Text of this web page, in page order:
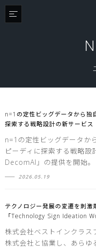
n=1の定性ビッグデータから独
探索する戦略設計の新サービ
n=1の定性ビッグデータか
ピーディに探索する戦略
DecomAI」の提供を開始。
2026.05.19
テクノロジー発展の変遷を刺
「Technology Sign Ideation
株式会社ベストインクラス
株式会社と協業し、あらゆ